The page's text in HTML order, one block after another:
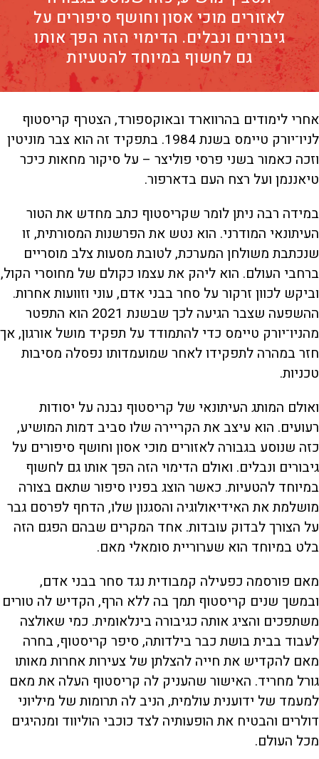
לאזורים מוכי אסון וחושף סיפורים על
גיבורים ונבלים. הדימוי הזה הפך אותו
גם לחשוף במיוחד להטעיות
אחרי לימודים בהרווארד ובאוקספורד, הצטרף קריסטוף
לניו־יורק טיימס בשנת 1984. בתפקיד זה הוא צבר מוניטין
וזכה כאמור בשני פרסי פוליצר – על סיקור מחאות כיכר
טיאננמן ועל רצח העם בדארפור.
במידה רבה ניתן לומר שקריסטוף כתב מחדש את הטור
העיתונאי המודרני. הוא נטש את הפרשנות המסורתית, זו
שנכתבת משולחן המערכת, לטובת מסעות צלב מוסריים
ברחבי העולם. הוא ליהק את עצמו כקולם של מחוסרי הקול,
וביקש לכוון זרקור על סחר בבני אדם, עוני וזוועות אחרות.
ההשפעה שצבר הגיעה לכך שבשנת 2021 הוא התפטר
מהניו־יורק טיימס כדי להתמודד על תפקיד מושל אורגון, אך
חזר במהרה לתפקידו לאחר שמועמדותו נפסלה מסיבות
טכניות.
ואולם המותג העיתונאי של קריסטוף נבנה על יסודות
רעועים. הוא עיצב את הקריירה שלו סביב דמות המושיע,
כזה שנוסע בגבורה לאזורים מוכי אסון וחושף סיפורים על
גיבורים ונבלים. ואולם הדימוי הזה הפך אותו גם לחשוף
במיוחד להטעיות. כאשר הוצג בפניו סיפור שתאם בצורה
מושלמת את האידיאולוגיה והסגנון שלו, הדחף לפרסם גבר
על הצורך לבדוק עובדות. אחד המקרים שבהם הפגם הזה
בלט במיוחד הוא שערוריית סומאלי מאם.
מאם פורסמה כפעילה קמבודית נגד סחר בבני אדם,
ובמשך שנים קריסטוף תמך בה ללא הרף, הקדיש לה טורים
משתפכים והציג אותה כגיבורה בינלאומית. כמי שאולצה
לעבוד בבית בושת כבר בילדותה, סיפר קריסטוף, בחרה
מאם להקדיש את חייה להצלתן של צעירות אחרות מאותו
גורל מחריד. האישור שהעניק לה קריסטוף העלה את מאם
למעמד של ידוענית עולמית, הניב לה תרומות של מיליוני
דולרים והבטיח את הופעותיה לצד כוכבי הוליווד ומנהיגים
מכל העולם.